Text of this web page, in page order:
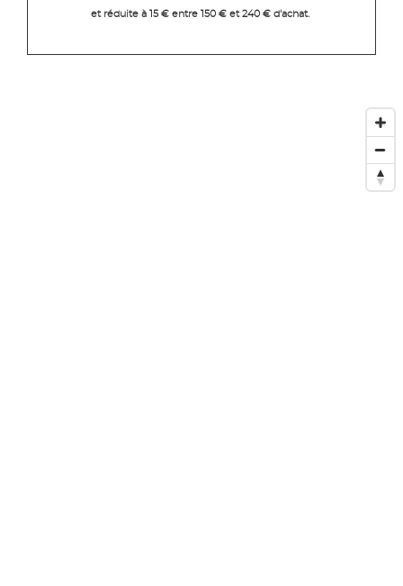
et réduite à 15 € entre 150 € et 240 € d'achat.